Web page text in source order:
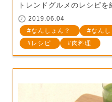
トレンドグルメのレシピを
2019.06.04
なんしょん？
なん
レシピ
肉料理